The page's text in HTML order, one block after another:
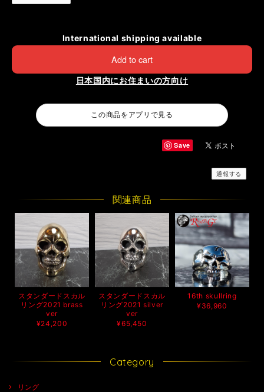
International shipping available
Add to cart
日本国内にお住まいの方向け
この商品をアプリで見る
Save
通報する
関連商品
スタンダードスカル
リング2021 brass
ver
¥24,200
スタンダードスカル
リング2021 silver
ver
¥65,450
16th skullring
¥36,960
Category
リング